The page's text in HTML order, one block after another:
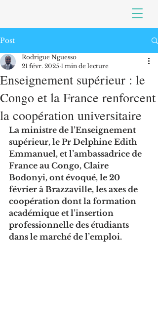
Post
Enseignement supérieur : le
Congo et la France renforcent
la coopération universitaire
Rodrigue Nguesso
21 févr. 2025 1 min de lecture
La ministre de l’Enseignement
supérieur, le Pr Delphine Edith
Emmanuel, et l’ambassadrice de
France au Congo, Claire
Bodonyi, ont évoqué, le 20
février à Brazzaville, les axes de
coopération dont la formation
académique et l’insertion
professionnelle des étudiants
dans le marché de l’emploi.